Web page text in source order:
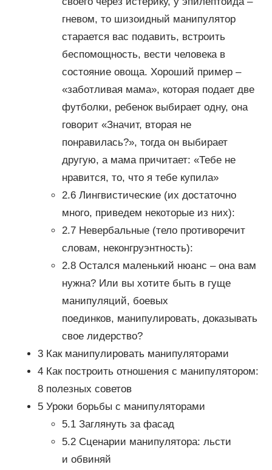
гневом, то шизоидный манипулятор
старается вас подавить, встроить
беспомощность, вести человека в
состояние овоща. Хороший пример –
«заботливая мама», которая подает две
футболки, ребенок выбирает одну, она
говорит «Значит, вторая не
понравилась?», тогда он выбирает
другую, а мама причитает: «Тебе не
нравится, то, что я тебе купила»
2.6 Лингвистические (их достаточно
много, приведем некоторые из них):
2.7 Невербальные (тело противоречит
словам, неконгруэнтность):
2.8 Остался маленький нюанс – она вам
нужна? Или вы хотите быть в гуще
манипуляций, боевых
поединков, манипулировать, доказывать
свое лидерство?
3 Как манипулировать манипуляторами
4 Как построить отношения с манипулятором:
8 полезных советов
5 Уроки борьбы с манипуляторами
5.1 Заглянуть за фасад
5.2 Сценарии манипулятора: льсти
и обвиняй